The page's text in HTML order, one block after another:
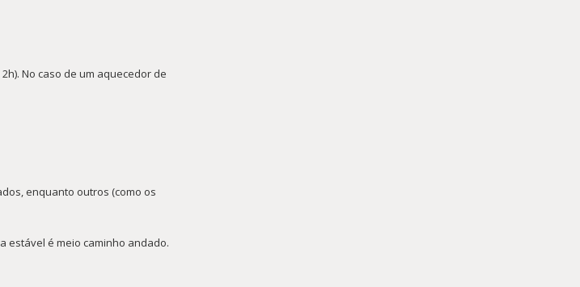
No caso de um aquecedor de
enquanto outros (como os
estável é meio caminho andado.